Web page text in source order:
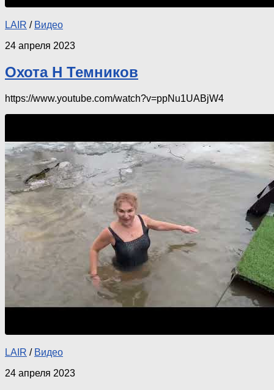
LAIR / Видео
24 апреля 2023
Охота Н Темников
https://www.youtube.com/watch?v=ppNu1UABjW4
LAIR / Видео
24 апреля 2023